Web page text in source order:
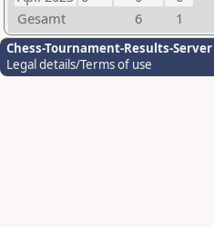
Gesamt
6 1
Chess-Tournament-Results-Server
Legal details/Terms of use